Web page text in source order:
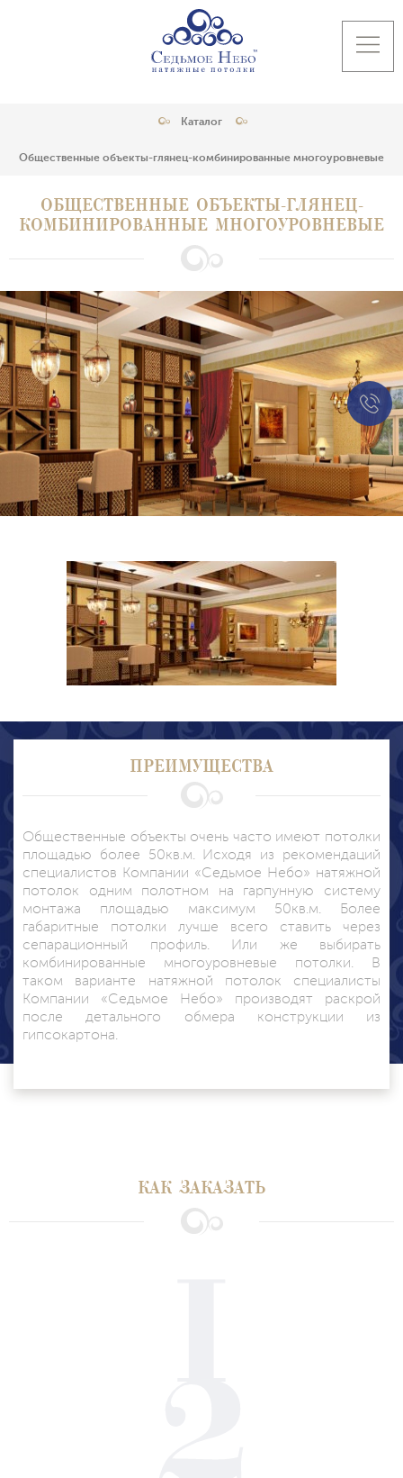
Каталог
Общественные объекты-глянец-комбинированные многоуровневые
ОБЩЕСТВЕННЫЕ ОБЪЕКТЫ-ГЛЯНЕЦ-
КОМБИНИРОВАННЫЕ МНОГОУРОВНЕВЫЕ
ПРЕИМУЩЕСТВА
Общественные объекты очень часто имеют потолки
площадью более 50кв.м. Исходя из рекомендаций
специалистов Компании «Седьмое Небо» натяжной
потолок одним полотном на гарпунную систему
монтажа площадью максимум 50кв.м. Более
габаритные потолки лучше всего ставить через
сепарационный профиль. Или же выбирать
комбинированные многоуровневые потолки. В
таком варианте натяжной потолок специалисты
Компании «Седьмое Небо» производят раскрой
после детального обмера конструкции из
гипсокартона.
КАК ЗАКАЗАТЬ